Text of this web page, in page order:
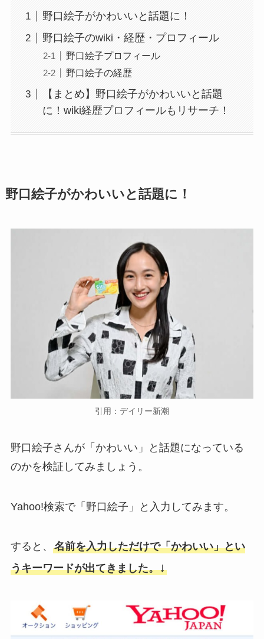
野口絵子がかわいいと話題に！
野口絵子のwiki・経歴・プロフィール
野口絵子プロフィール
野口絵子の経歴
【まとめ】野口絵子がかわいいと話題
に！wiki経歴プロフィールもリサーチ！
野口絵子がかわいいと話題に！
引用：デイリー新潮
野口絵子さんが「かわいい」と話題になっている
のかを検証してみましょう。
Yahoo!検索で「野口絵子」と入力してみます。
すると、 名前を入力しただけで「かわいい」とい
うキーワードが出てきました。↓